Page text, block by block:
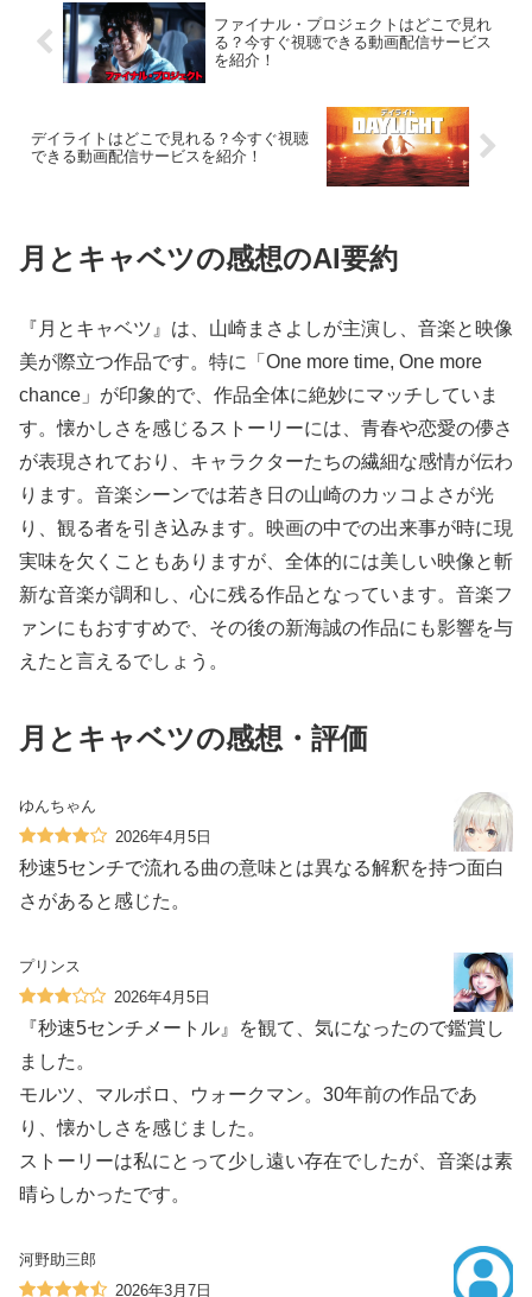
ファイナル・プロジェクトはどこで見れ
る？今すぐ視聴できる動画配信サービス
を紹介！
デイライトはどこで見れる？今すぐ視聴
できる動画配信サービスを紹介！
月とキャベツの感想のAI要約
『月とキャベツ』は、山崎まさよしが主演し、音楽と映像
美が際立つ作品です。特に「One more time, One more
chance」が印象的で、作品全体に絶妙にマッチしていま
す。懐かしさを感じるストーリーには、青春や恋愛の儚さ
が表現されており、キャラクターたちの繊細な感情が伝わ
ります。音楽シーンでは若き日の山崎のカッコよさが光
り、観る者を引き込みます。映画の中での出来事が時に現
実味を欠くこともありますが、全体的には美しい映像と斬
新な音楽が調和し、心に残る作品となっています。音楽フ
ァンにもおすすめで、その後の新海誠の作品にも影響を与
えたと言えるでしょう。
月とキャベツの感想・評価
ゆんちゃん
2026年4月5日
秒速5センチで流れる曲の意味とは異なる解釈を持つ面白
さがあると感じた。
プリンス
2026年4月5日
『秒速5センチメートル』を観て、気になったので鑑賞し
ました。
モルツ、マルボロ、ウォークマン。30年前の作品であ
り、懐かしさを感じました。
ストーリーは私にとって少し遠い存在でしたが、音楽は素
晴らしかったです。
河野助三郎
2026年3月7日